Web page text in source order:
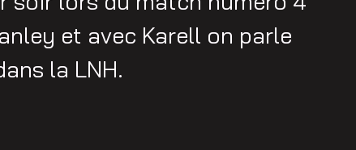
et avec Karell on parle
la LNH.